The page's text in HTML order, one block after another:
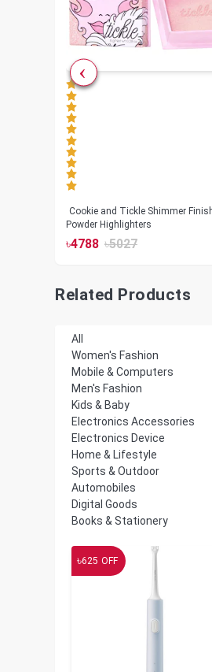
Cookie and Tickle Shimmer
Powder Highlighters
৳4788 ৳5027
Related Products
All
Women's Fashion
Mobile & Computers
Men's Fashion
Kids & Baby
Electronics Accessories
Electronics Device
Home & Lifestyle
Sports & Outdoor
Automobiles
Digital Goods
Books & Stationery
৳625 OFF